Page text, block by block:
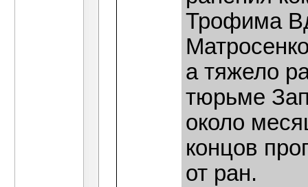
Трофима
а тяжело
тюрьме
около
концов
от ран.